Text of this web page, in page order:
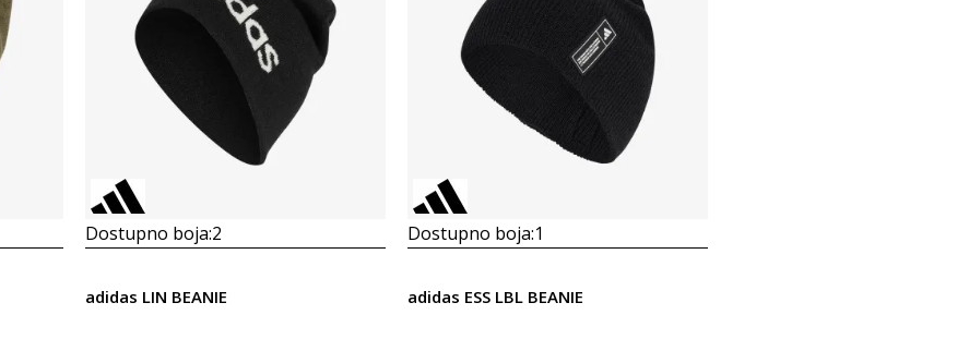
Dostupno boja:2
adidas LIN BEANIE
Dostupno boja:1
adidas ESS LBL BEANIE